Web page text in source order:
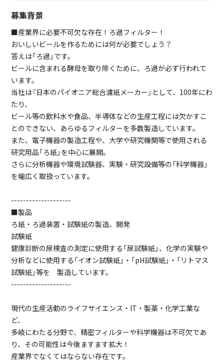
募集背景
■産業界に必要不可欠な存在！ろ過フィルター！
おいしいビールを作るためには何が必要でしょう？
答えは「ろ過」です。
ビールに含まれる酵母を取り除くために、ろ過が必ず行われて
います。
当社は『日本のパイオニア総合濾紙メーカー』として、100年にわ
たり、
ビール等の飲料水や食品、半導体などの生産工程には欠かすこ
とのできない、あらゆるフィルターを多数製造しています。
また、電子機器の製造工程や、大学や研究機関等で使用される
研究用品「ろ紙」を中心に展開。
さらに分析機器や環境試験器、実験・研究設備等の「科学機器」
を幅広く取扱っています。
--------------------
■製品
ろ紙・ろ過装置・試験紙の製造、開発
試験紙
健康診断の尿検査の測定に使用する「尿試験紙」、化学の実験や
分析などに使用する「イオン試験紙」・「pH試験紙」・「リトマス
試験紙」等を 製造しています。
--------------------
現代の生産活動のライフサイエンス・IT・製薬・化学工業な
ど、
多岐にわたる分野で、精密フィルターや科学機器は不可欠であ
り、その可能性は今後ますます拡大！
産業界でなくてはならない存在です。